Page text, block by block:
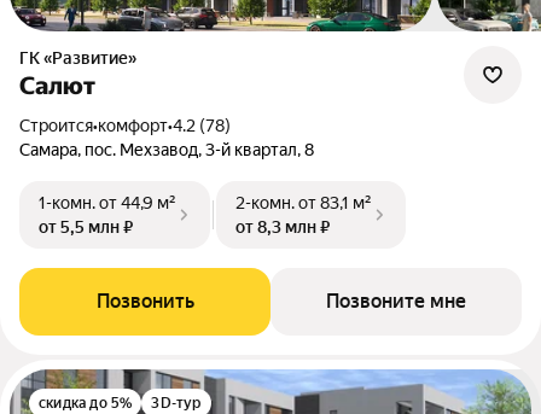
ГК «Развитие»
Салют
Строится•комфорт•4.2 (78)
Самара, пос. Мехзавод, 3-й квартал, 8
1-комн.от 44,9 м²
от 5,5 млн ₽
2-комн.от 83,1 м²
от 8,3 млн ₽
Позвонить Позвоните мне
скидка до 5% 3D-тур